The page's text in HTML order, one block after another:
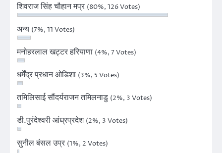
शिवराज सिंह चौहान मप्र (80%, 126 Votes)
अन्य (7%, 11 Votes)
मनोहरलाल खट्टर हरियाणा (4%, 7 Votes)
धर्मेंद्र प्रधान ओडिशा (3%, 5 Votes)
तमिलिसाई सौंदर्यराजन तमिलनाडु (2%, 3 Votes)
डी.पुरंदेश्वरी आंध्रप्रदेश (2%, 3 Votes)
सुनील बंसल उप्र (1%, 2 Votes)